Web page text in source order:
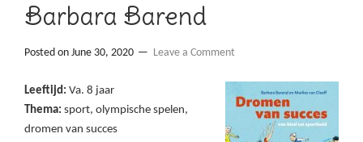
Barbara Barend
Posted on June 30, 2020 Leave a Comment
Leeftijd: Va. 8 jaar
Thema: sport, olympische spelen,
dromen van succes